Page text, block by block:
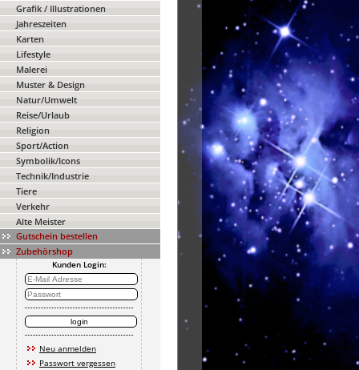
Grafik / Illustrationen
Jahreszeiten
Karten
Lifestyle
Malerei
Muster & Design
Natur/Umwelt
Reise/Urlaub
Religion
Sport/Action
Symbolik/Icons
Technik/Industrie
Tiere
Verkehr
Alte Meister
Gutschein bestellen
Zubehörshop
Kunden Login:
Neu anmelden
Passwort vergessen